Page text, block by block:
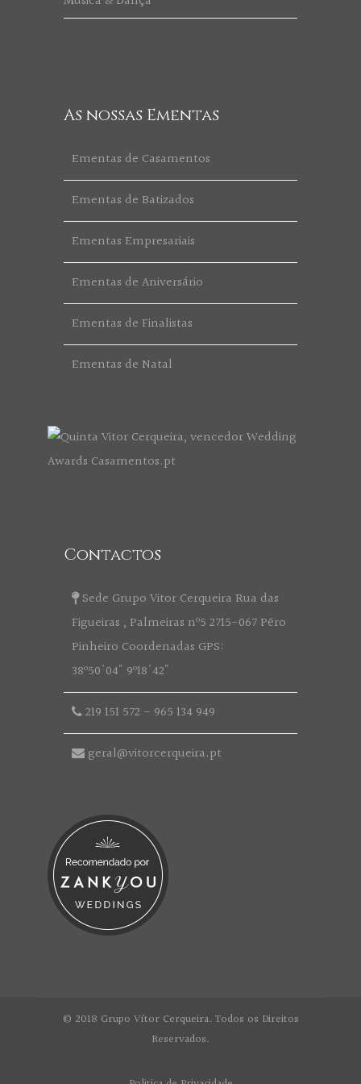
As nossas Ementas
Ementas de Casamentos
Ementas de Batizados
Ementas Empresariais
Ementas de Aniversário
Ementas de Finalistas
Ementas de Natal
Contactos
Sede Grupo Vitor Cerqueira Rua das
Figueiras , Palmeiras nº5 2715-067 Pêro
Pinheiro Coordenadas GPS:
38º50'04" 9º18'42"
219 151 572 - 965 134 949
geral@vitorcerqueira.pt
© 2018 Grupo Vítor Cerqueira. Todos os Direitos
Reservados.